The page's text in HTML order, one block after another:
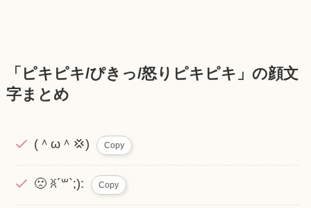
「ピキピキ/ぴきっ/怒りピキピキ」の顔文
字まとめ
(＾ω＾💢) Copy
🙁 ꐦ´꒳`;): Copy